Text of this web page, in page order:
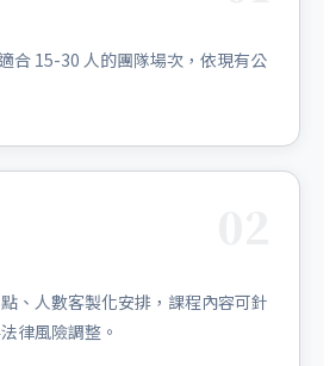
合 15-30 人的團隊場次，依現有公
、人數客製化安排，課程內容可針
律風險調整。